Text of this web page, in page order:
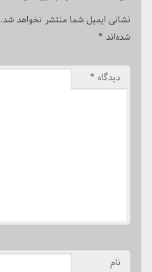
نشانی ایمیل شما منتشر نخواهد شد.
شده‌اند *
دیدگاه *
نام